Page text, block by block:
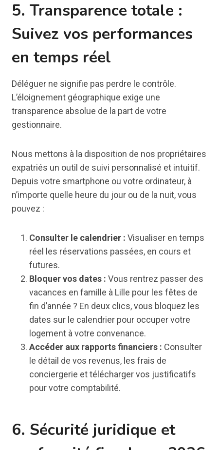
5. Transparence totale :
Suivez vos performances
en temps réel
Déléguer ne signifie pas perdre le contrôle.
L’éloignement géographique exige une
transparence absolue de la part de votre
gestionnaire.
Nous mettons à la disposition de nos propriétaires
expatriés un outil de suivi personnalisé et intuitif.
Depuis votre smartphone ou votre ordinateur, à
n’importe quelle heure du jour ou de la nuit, vous
pouvez :
Consulter le calendrier : Visualiser en temps
réel les réservations passées, en cours et
futures.
Bloquer vos dates : Vous rentrez passer des
vacances en famille à Lille pour les fêtes de
fin d’année ? En deux clics, vous bloquez les
dates sur le calendrier pour occuper votre
logement à votre convenance.
Accéder aux rapports financiers : Consulter
le détail de vos revenus, les frais de
conciergerie et télécharger vos justificatifs
pour votre comptabilité.
6. Sécurité juridique et